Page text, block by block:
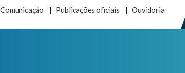
Comunicação Publicações oficiais Ouvidoria